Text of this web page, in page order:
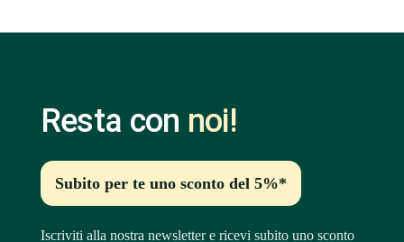
Resta con noi!
Subito per te uno sconto del 5%*
Iscriviti alla nostra newsletter e ricevi subito uno sconto